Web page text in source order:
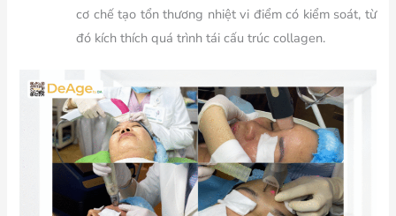
cơ chế tạo tổn thương nhiệt vi điểm có kiểm soát, từ
đó kích thích quá trình tái cấu trúc collagen.